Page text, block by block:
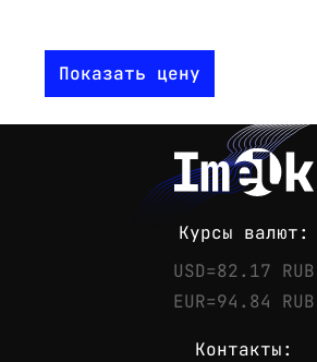
Показать цену
Курсы валют:
USD=82.17 RUB
EUR=94.84 RUB
Контакты: